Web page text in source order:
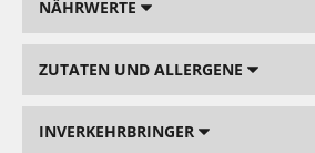
NÄHRWERTE
ZUTATEN UND ALLERGENE
INVERKEHRBRINGER